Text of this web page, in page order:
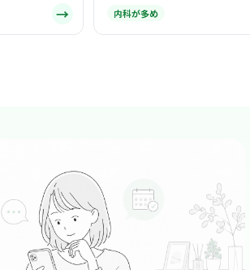
この周辺の募集を確認 →
美容皮膚科
完全予約制でホテルのような高級感があり、患者様もスタ
ッフも心地よく過ごせる贅沢な空間です。
… 詳しく見る
→ 内科が多め